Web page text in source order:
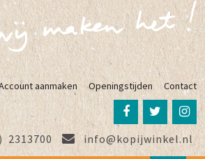
aanmaken Openingstijden Contact
2313700 info@kopijwinkel.nl